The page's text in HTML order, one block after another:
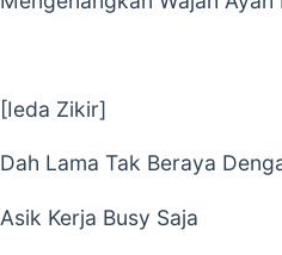
[Ieda Zikir]
Dah Lama Tak Beraya
Asik Kerja Busy Saja